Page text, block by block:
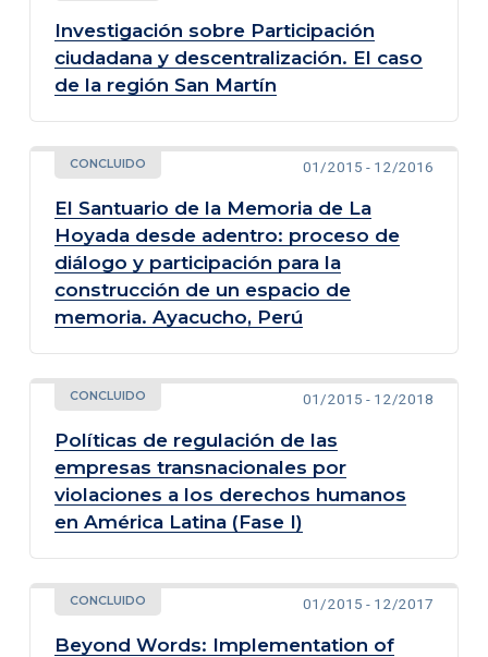
Investigación sobre Participación
ciudadana y descentralización. El caso
de la región San Martín
CONCLUIDO 01/2015 - 12/2016
El Santuario de la Memoria de La
Hoyada desde adentro: proceso de
diálogo y participación para la
construcción de un espacio de
memoria. Ayacucho, Perú
CONCLUIDO 01/2015 - 12/2018
Políticas de regulación de las
empresas transnacionales por
violaciones a los derechos humanos
en América Latina (Fase I)
CONCLUIDO 01/2015 - 12/2017
Beyond Words: Implementation of